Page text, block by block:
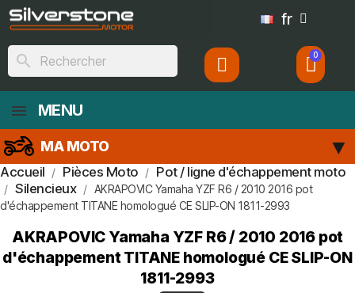
fr
search
MENU
MA MOTO
Accueil Pièces Moto
Pot / ligne d'échappement moto
Silencieux
AKRAPOVIC Yamaha YZF R6 / 2010 2016 pot
d'échappement TITANE homologué CE SLIP-ON 1811-2993
AKRAPOVIC Yamaha YZF R6 / 2010 2016 pot
d'échappement TITANE homologué CE SLIP-ON
1811-2993